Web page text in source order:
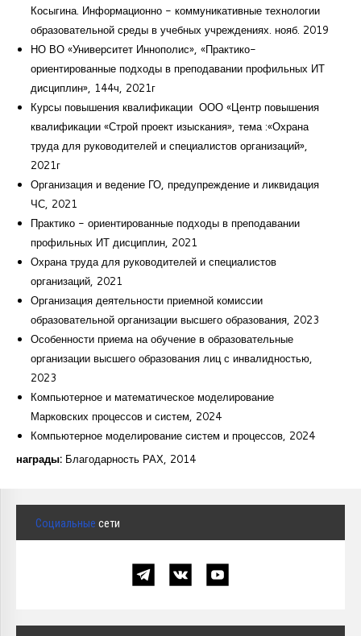
Косыгина. Информационно - коммуникативные технологии
образовательной среды в учебных учреждениях. нояб. 2019
НО ВО «Университет Иннополис», «Практико-
ориентированные подходы в преподавании профильных ИТ
дисциплин», 144ч, 2021г
Курсы повышения квалификации ООО «Центр повышения
квалификации «Строй проект изыскания», тема :«Охрана
труда для руководителей и специалистов организаций»,
2021г
Организация и ведение ГО, предупреждение и ликвидация
ЧС, 2021
Практико - ориентированные подходы в преподавании
профильных ИТ дисциплин, 2021
Охрана труда для руководителей и специалистов
организаций, 2021
Организация деятельности приемной комиссии
образовательной организации высшего образования, 2023
Особенности приема на обучение в образовательные
организации высшего образования лиц с инвалидностью,
2023
Компьютерное и математическое моделирование
Марковских процессов и систем, 2024
Компьютерное моделирование систем и процессов, 2024
награды: Благодарность РАХ, 2014
Социальные сети